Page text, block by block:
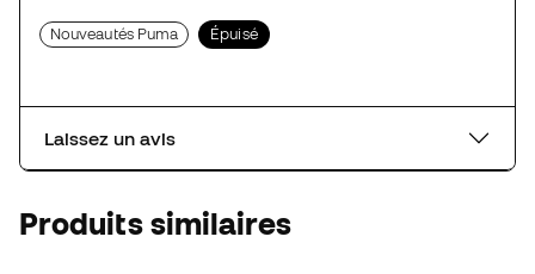
Nouveautés Puma Épuisé
Laissez un avis
Produits similaires